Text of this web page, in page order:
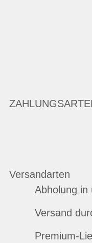
Versandarten
Abholung in
Versand
Premium-